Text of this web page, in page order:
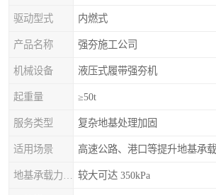
驱动型式 内燃式
产品名称 强夯施工公司
机械设备 液压式履带强夯机
起重量 ≥50t
服务类型 复杂地基处理加固
适用场景 高速公路、港口等提升地基承
较大可达 350kPa